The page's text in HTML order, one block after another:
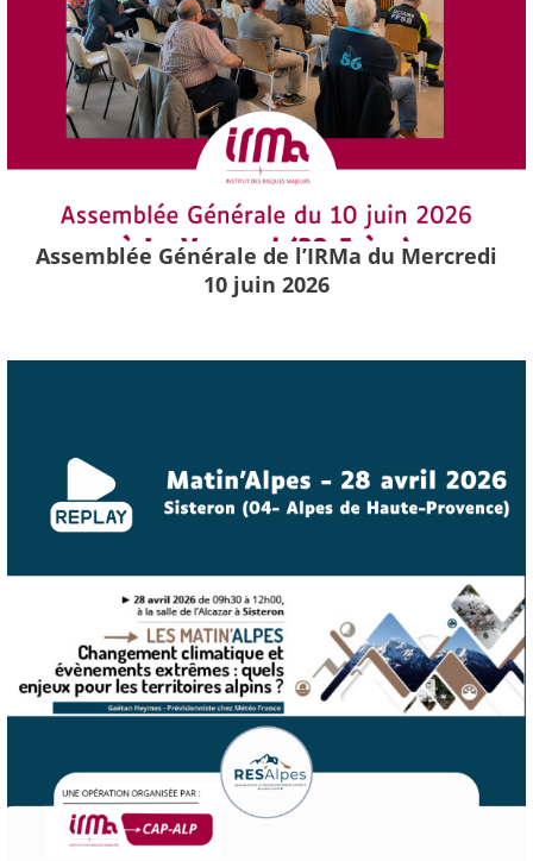
Assemblée Générale de l’IRMa du Mercredi
10 juin 2026